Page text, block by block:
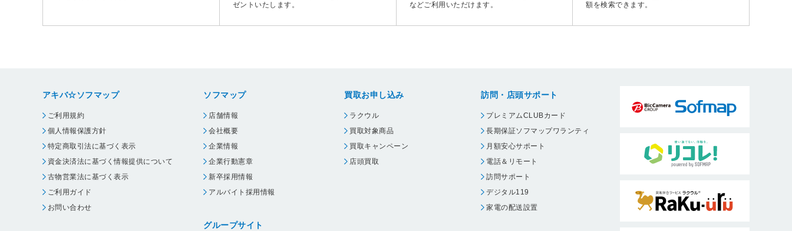
ゼントいたします。
などご利用いただけます。
額を検索できます。
アキバ☆ソフマップ
ご利用規約
個人情報保護方針
特定商取引法に基づく表示
資金決済法に基づく情報提供について
古物営業法に基づく表示
ご利用ガイド
お問い合わせ
ソフマップ
店舗情報
会社概要
企業情報
企業行動憲章
新卒採用情報
アルバイト採用情報
グループサイト
買取お申し込み
ラクウル
買取対象商品
買取キャンペーン
店頭買取
訪問・店頭サポート
プレミアムCLUBカード
長期保証ソフマップワランティ
月額安心サポート
電話＆リモート
訪問サポート
デジタル119
家電の配送設置